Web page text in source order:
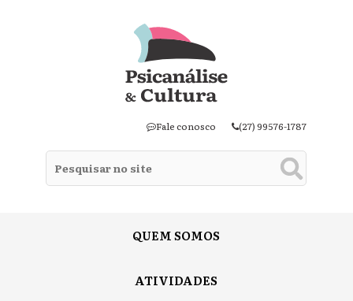
(27) 99576-1787
Fale conosco
QUEM SOMOS
ATIVIDADES